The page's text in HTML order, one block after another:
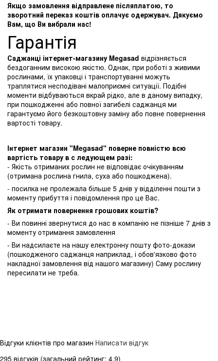
Якщо замовлення відправлене післяплатою, то
зворотний переказ коштів оплачує одержувач. Дякуємо
Вам, що Ви вибрали нас!
Гарантія
Саджанці інтернет-магазину Megasad відрізняється
бездоганним високою якістю. Однак, при роботі з живими
рослинами, їх упаковці і транспортуванні можуть
траплятися несподівані малоприємні ситуації. Подібні
моменти відбуваються вкрай рідко, але в даному випадку,
при пошкодженні або повної загибелі саджанця ми
гарантуємо його безкоштовну заміну або повне повернення
вартості товару.
Інтернет магазин "Megasad" поверне повністю всю
вартість товару в с ледующем разі:
- Якість отриманих рослин не відповідає очікуванням
(отримана рослина гнила, суха або пошкоджена).
- посилка не пролежала більше 5 днів у відділенні пошти з
моменту прибуття і повідомлення про це Вас.
Як отримати повернення грошових коштів?
- Ви повинні звернутися до нас в компанію не пізніше 7 днів з
моменту отримання замовлення
- Ви надсилаєте на нашу електронну пошту фото-докази
(пошкодженого саджанця наприклад, і обов'язково фото
накладної замовлення від нашого магазину) Саму рослину
пересилати не треба.
Відгуки клієнтів про магазин Написати відгук
295 відгуків (загальний рейтинг: 4.9)